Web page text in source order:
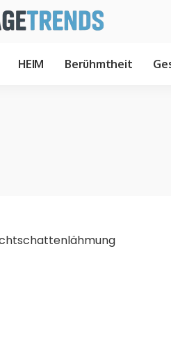
HEIM Berühmtheit